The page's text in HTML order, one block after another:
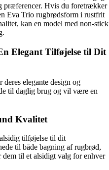
præferencer. Hvis du foretrækker
Eva Trio rugbrødsform i rustfrit
kan en model med non-stick
Elegant Tilføjelse til Dit
elegante design og
til daglig brug og vil være en
Kvalitet
tilføjelse til dit
til både bagning af rugbrød,
til et alsidigt valg for enhver